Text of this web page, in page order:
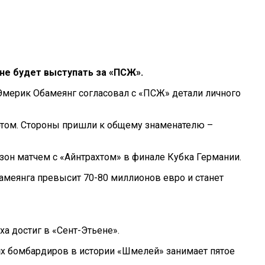
будет выступать за «ПСЖ».
Обамеянг согласовал с «ПСЖ» детали личного
Стороны пришли к общему знаменателю –
матчем с «Айнтрахтом» в финале Кубка Германии.
превысит 70-80 миллионов евро и станет
достиг в «Сент-Этьене».
бомбардиров в истории «Шмелей» занимает пятое